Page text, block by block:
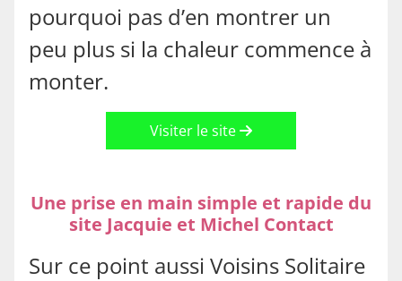
pourquoi pas d’en montrer un
peu plus si la chaleur commence à
monter.
Visiter le site
Une prise en main simple et rapide du
site Jacquie et Michel Contact
Sur ce point aussi Voisins Solitaire